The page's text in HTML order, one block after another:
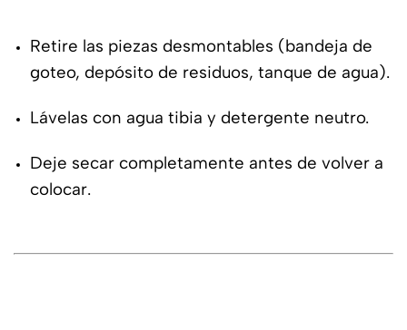
Retire las piezas desmontables (bandeja de
goteo, depósito de residuos, tanque de agua).
Lávelas con agua tibia y detergente neutro.
Deje secar completamente antes de volver a
colocar.